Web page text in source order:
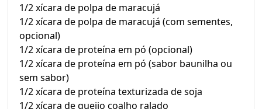
1/2 xícara de polpa de maracujá
1/2 xícara de polpa de maracujá (com sementes,
opcional)
1/2 xícara de proteína em pó (opcional)
1/2 xícara de proteína em pó (sabor baunilha ou
sem sabor)
1/2 xícara de proteína texturizada de soja
1/2 xícara de queijo coalho ralado